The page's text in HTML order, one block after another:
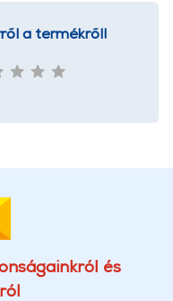
a termékről!
és